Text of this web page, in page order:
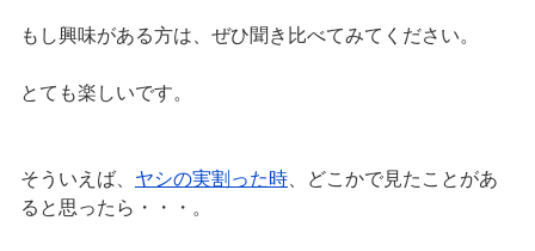
もし興味がある方は、ぜひ聞き比べてみてください。
とても楽しいです。
そういえば、 ヤシの実割った時、どこかで見たことがあ
ると思ったら・・・。